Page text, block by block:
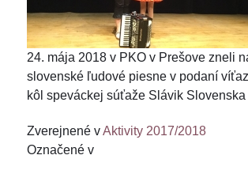
24. mája 2018 v PKO v Prešove zneli
slovenské ľudové piesne v podaní
kôl speváckej súťaže Slávik Slovenska
Zverejnené vAktivity 2017/2018
Označené v